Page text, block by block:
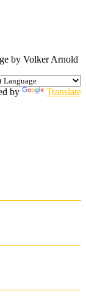
by Volker Arnold
by Translate